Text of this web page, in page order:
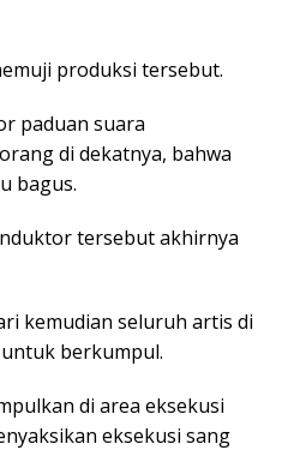
produksi tersebut.
paduan suara
di dekatnya, bahwa
bagus.
tersebut akhirnya
kemudian seluruh artis di
berkumpul.
di area eksekusi
eksekusi sang